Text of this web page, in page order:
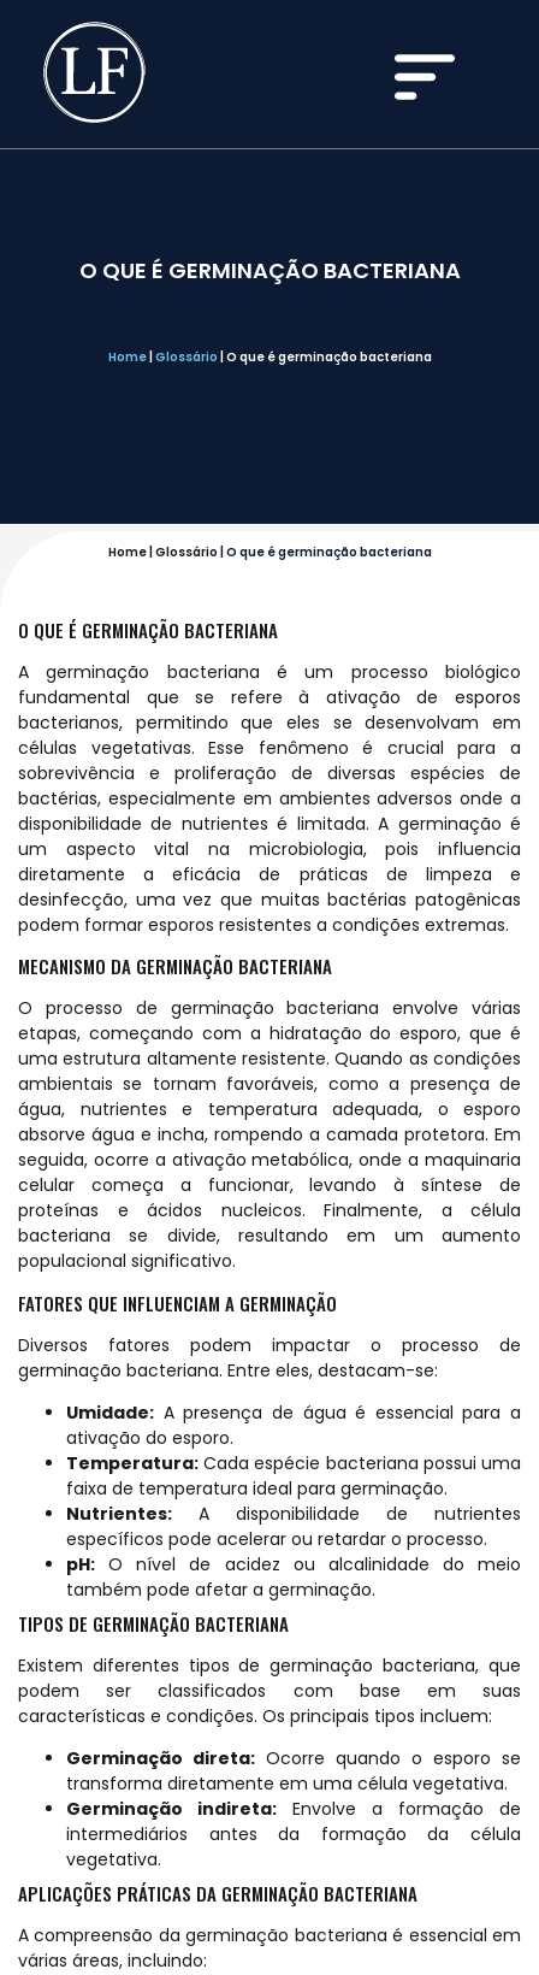
O QUE É GERMINAÇÃO BACTERIANA
Home| Glossário O que é germinação bacteriana
Home| Glossário O que é germinação bacteriana
O QUE É GERMINAÇÃO BACTERIANA
A germinação bacteriana é um processo biológico
fundamental que se refere à ativação de esporos
bacterianos, permitindo que eles se desenvolvam em
células vegetativas. Esse fenômeno é crucial para a
sobrevivência e proliferação de diversas espécies de
bactérias, especialmente em ambientes adversos onde a
disponibilidade de nutrientes é limitada. A germinação é
um aspecto vital na microbiologia, pois influencia
diretamente a eficácia de práticas de limpeza e
desinfecção, uma vez que muitas bactérias patogênicas
podem formar esporos resistentes a condições extremas.
MECANISMO DA GERMINAÇÃO BACTERIANA
O processo de germinação bacteriana envolve várias
etapas, começando com a hidratação do esporo, que é
uma estrutura altamente resistente. Quando as condições
ambientais se tornam favoráveis, como a presença de
água, nutrientes e temperatura adequada, o esporo
absorve água e incha, rompendo a camada protetora. Em
seguida, ocorre a ativação metabólica, onde a maquinaria
celular começa a funcionar, levando à síntese de
proteínas e ácidos nucleicos. Finalmente, a célula
bacteriana se divide, resultando em um aumento
populacional significativo.
FATORES QUE INFLUENCIAM A GERMINAÇÃO
Diversos fatores podem impactar o processo de
germinação bacteriana. Entre eles, destacam-se:
Umidade: A presença de água é essencial para a
ativação do esporo.
Temperatura: Cada espécie bacteriana possui uma
faixa de temperatura ideal para germinação.
Nutrientes: A disponibilidade de nutrientes
específicos pode acelerar ou retardar o processo.
pH: O nível de acidez ou alcalinidade do meio
também pode afetar a germinação.
TIPOS DE GERMINAÇÃO BACTERIANA
Existem diferentes tipos de germinação bacteriana, que
podem ser classificados com base em suas
características e condições. Os principais tipos incluem:
Germinação direta: Ocorre quando o esporo se
transforma diretamente em uma célula vegetativa.
Germinação indireta: Envolve a formação de
intermediários antes da formação da célula
vegetativa.
APLICAÇÕES PRÁTICAS DA GERMINAÇÃO BACTERIANA
A compreensão da germinação bacteriana é essencial em
várias áreas, incluindo: